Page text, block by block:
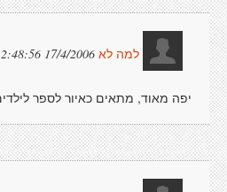
למה לא 17/4/2006 12:48:56
יפה מאוד, מתאים כאיור לספר